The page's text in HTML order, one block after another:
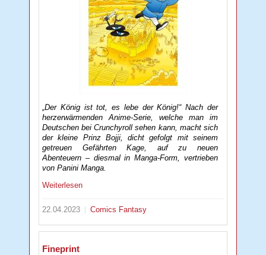
„Der König ist tot, es lebe der König!“ Nach der
herzerwärmenden Anime-Serie, welche man im
Deutschen bei Crunchyroll sehen kann, macht sich
der kleine Prinz Bojji, dicht gefolgt mit seinem
getreuen Gefährten Kage, auf zu neuen
Abenteuern – diesmal in Manga-Form, vertrieben
von Panini Manga.
Weiterlesen
22.04.2023 Comics Fantasy
Fineprint